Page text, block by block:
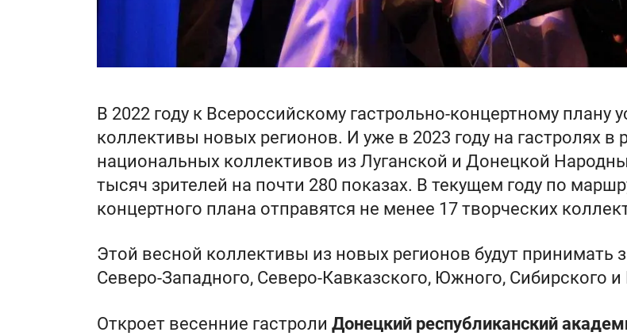
В 2022 году к Всероссийскому гастрольно-концертному
коллективы новых регионов. И уже в 2023 году на гастролях
национальных коллективов из Луганской и Донецкой
тысяч зрителей на почти 280 показах. В текущем году по
концертного плана отправятся не менее 17 творческих
Этой весной коллективы из новых регионов будут принимать
Северо-Западного, Северо-Кавказского, Южного, Сибирского
Откроет весенние гастроли Донецкий республиканский